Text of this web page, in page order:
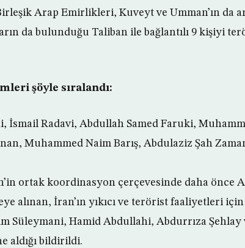
Arap Emirlikleri, Kuveyt ve Umman’ın da
da bulunduğu Taliban ile bağlantılı 9 kişiyi
şöyle sıralandı:
İsmail Radavi, Abdullah Samed Faruki,
Muhammed Naim Barış, Abdulaziz Şah
ortak koordinasyon çerçevesinde daha önce
alınan, İran’ın yıkıcı ve terörist faaliyetleri
Süleymani, Hamid Abdullahi, Abdurrıza
aldığı bildirildi.